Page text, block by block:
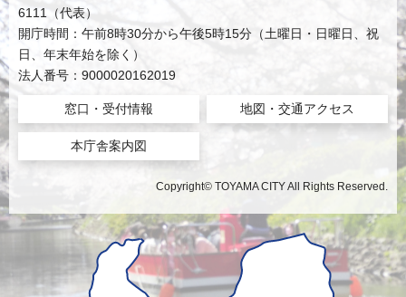
6111（代表）
開庁時間：午前8時30分から午後5時15分（土曜日・日曜日、祝
日、年末年始を除く）
法人番号：9000020162019
窓口・受付情報 地図・交通アクセス
本庁舎案内図
Copyright© TOYAMA CITY All Rights Reserved.